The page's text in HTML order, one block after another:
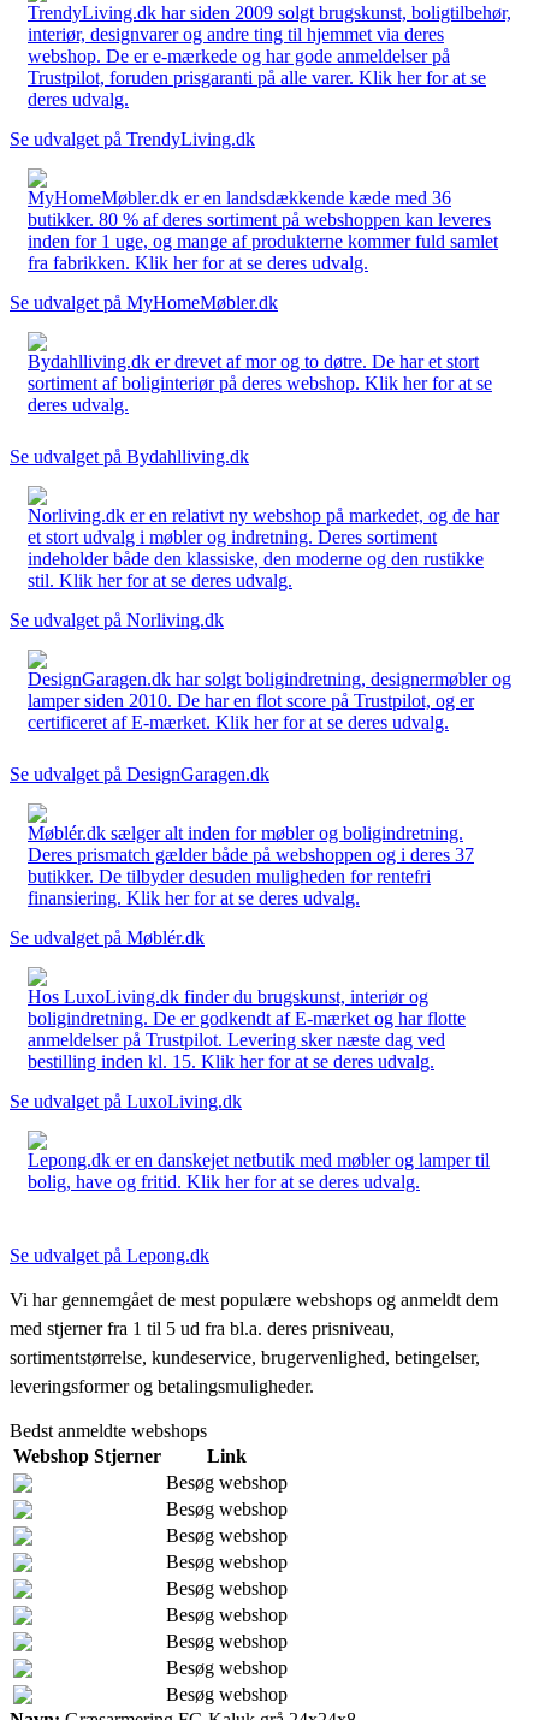
TrendyLiving.dk har siden 2009 solgt brugskunst, boligtilbehør,
interiør, designvarer og andre ting til hjemmet via deres
webshop. De er e-mærkede og har gode anmeldelser på
Trustpilot, foruden prisgaranti på alle varer. Klik her for at se
deres udvalg.
Se udvalget på TrendyLiving.dk
MyHomeMøbler.dk er en landsdækkende kæde med 36
butikker. 80 % af deres sortiment på webshoppen kan leveres
inden for 1 uge, og mange af produkterne kommer fuld samlet
fra fabrikken. Klik her for at se deres udvalg.
Se udvalget på MyHomeMøbler.dk
Bydahlliving.dk er drevet af mor og to døtre. De har et stort
sortiment af boliginteriør på deres webshop. Klik her for at se
deres udvalg.
Se udvalget på Bydahlliving.dk
Norliving.dk er en relativt ny webshop på markedet, og de har
et stort udvalg i møbler og indretning. Deres sortiment
indeholder både den klassiske, den moderne og den rustikke
stil. Klik her for at se deres udvalg.
Se udvalget på Norliving.dk
DesignGaragen.dk har solgt boligindretning, designermøbler og
lamper siden 2010. De har en flot score på Trustpilot, og er
certificeret af E-mærket. Klik her for at se deres udvalg.
Se udvalget på DesignGaragen.dk
Møblér.dk sælger alt inden for møbler og boligindretning.
Deres prismatch gælder både på webshoppen og i deres 37
butikker. De tilbyder desuden muligheden for rentefri
finansiering. Klik her for at se deres udvalg.
Se udvalget på Møblér.dk
Hos LuxoLiving.dk finder du brugskunst, interiør og
boligindretning. De er godkendt af E-mærket og har flotte
anmeldelser på Trustpilot. Levering sker næste dag ved
bestilling inden kl. 15. Klik her for at se deres udvalg.
Se udvalget på LuxoLiving.dk
Lepong.dk er en danskejet netbutik med møbler og lamper til
bolig, have og fritid. Klik her for at se deres udvalg.
Se udvalget på Lepong.dk
Vi har gennemgået de mest populære webshops og anmeldt dem
med stjerner fra 1 til 5 ud fra bl.a. deres prisniveau,
sortimentstørrelse, kundeservice, brugervenlighed, betingelser,
leveringsformer og betalingsmuligheder.
Bedst anmeldte webshops
Webshop Stjerner
Link
Besøg webshop
Besøg webshop
Besøg webshop
Besøg webshop
Besøg webshop
Besøg webshop
Besøg webshop
Besøg webshop
Besøg webshop